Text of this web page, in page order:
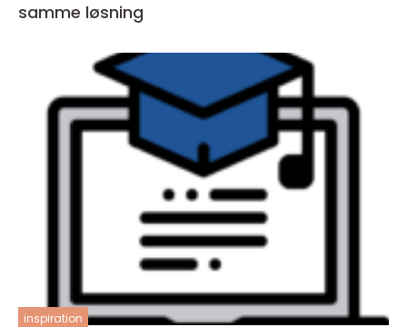
samme løsning
inspiration